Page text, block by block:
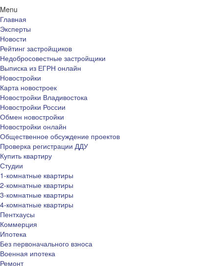
Menu
Главная
Эксперты
Новости
Рейтинг застройщиков
Недобросовестные застройщики
Выписка из ЕГРН онлайн
Новостройки
Карта новостроек
Новостройки Владивостока
Новостройки России
Обмен новостройки
Новостройки онлайн
Общественное обсуждение проектов
Проверка регистрации ДДУ
Купить квартиру
Студии
1-комнатные квартиры
2-комнатные квартиры
3-комнатные квартиры
4-комнатные квартиры
Пентхаусы
Коммерция
Ипотека
Без первоначального взноса
Военная ипотека
Ремонт